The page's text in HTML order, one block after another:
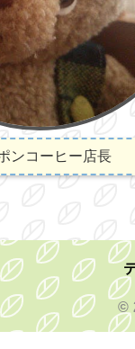
ンコーヒー店長
©